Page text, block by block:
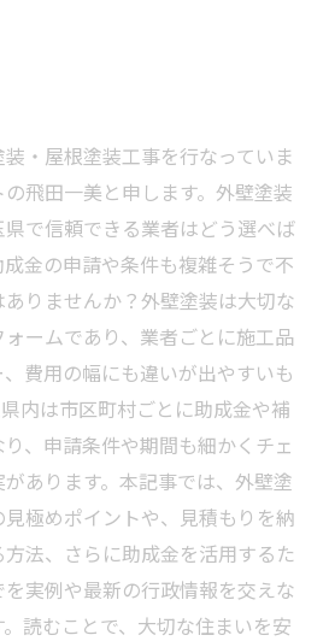
・屋根塗装工事を行なっていま
飛田一美と申します。外壁塗装
で信頼できる業者はどう選べば
金の申請や条件も複雑そうで不
りませんか？外壁塗装は大切な
ームであり、業者ごとに施工品
費用の幅にも違いが出やすいも
内は市区町村ごとに助成金や補
、申請条件や期間も細かくチェ
あります。本記事では、外壁塗
極めポイントや、見積もりを納
法、さらに助成金を活用するた
実例や最新の行政情報を交えな
読むことで、大切な住まいを安